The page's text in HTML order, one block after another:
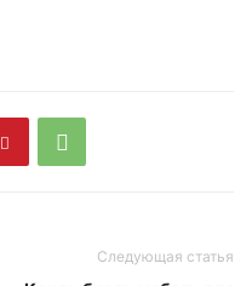
Следующая статья